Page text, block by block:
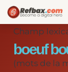
Champ
boeuf
(mots de la
Panneau de